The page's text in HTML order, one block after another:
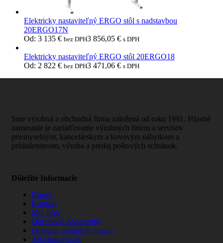
Elektricky nastaviteľný ERGO stôl s nadstavbou
20ERGO17N
Od: 3 135 € bez DPH3 856,05 € s DPH
Elektricky nastaviteľný ERGO stôl 20ERGO18
Od: 2 822 € bez DPH3 471,06 € s DPH
Sme výrobná a obchodná firma založená od roku 1991. Hlavné
zameranie je zariaďovanie výrobných firiem a servisov
priemyselným, kancelárskym a kovovým nábytkom a
príslušenstvom, výroba a predaj poštových schránok.
Dôležité Informácie
Dopyt
Kontakt
Môj účet
Obchodné podmienky
Ochrana osobných údajov
Ako nakupovať